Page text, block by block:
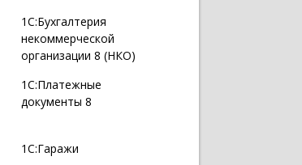
1С:Бухгалтерия
некоммерческой
организации 8 (НКО)
1С:Платежные
документы 8
1С:Гаражи